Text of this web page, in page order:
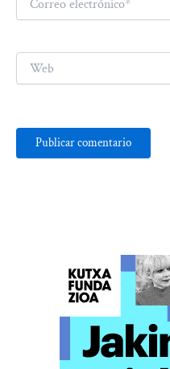
electrónico*
Web